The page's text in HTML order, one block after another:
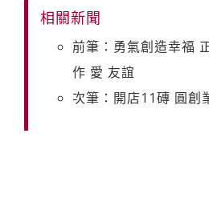
相關新聞
前筆：勇氣創造幸福
作 愛 友誼
次筆：開店11磚 圓創